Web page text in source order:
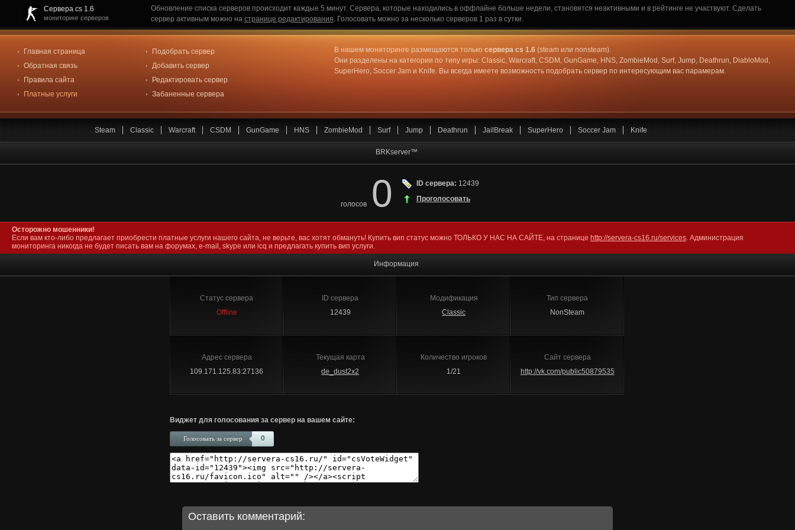
Сервера cs 1.6
мониторинг серверов
Обновление списка серверов происходит каждые 5 минут. Сервера, которые находились в оффлайне больше недели, становятся неактивными и в рейтинге не участвуют. Сделать
сервер активным можно на странице редактирования. Голосовать можно за несколько серверов 1 раз в сутки.
Главная страница
Обратная связь
Правила сайта
Платные услуги
Подобрать сервер
Добавить сервер
Редактировать сервер
Забаненные сервера
В нашем мониторинге размещаются только сервера cs 1.6(steam или nonsteam).
Они разделены на категории по типу игры: Classic, Warcraft, CSDM, GunGame, HNS, ZombieMod, Surf, Jump, Deathrun, DiabloMod,
SuperHero, Soccer Jam и Knife. Вы всегда имеете возможность подобрать сервер по интересующим вас парамерам.
Steam Classic Warcraft CSDM GunGame HNS ZombieMod Surf Jump Deathrun JailBreak SuperHero Soccer Jam Knife
BRKserver™
голосов 0 ID сервера: 12439
Проголосовать
Осторожно мошенники!
Если вам кто-либо предлагает приобрести платные услуги нашего сайта, не верьте, вас хотят обмануть! Купить вип статус можно ТОЛЬКО У НАС НА САЙТЕ, на странице http://servera-cs16.ru/services. Администрация
мониторинга никогда не будет писать вам на форумах, e-mail, skype или icq и предлагать купить вип услуги.
Информация
Статус сервера
Offline
ID сервера
12439
Модификация
Classic
Тип сервера
NonSteam
Адрес сервера
109.171.125.83:27136
Текущая карта
de_dust2x2
Количество игроков
1/21
Сайт сервера
http://vk.com/public50879535
Виджет для голосования за сервер на вашем сайте:
0
Голосовать за сервер
Оставить комментарий: